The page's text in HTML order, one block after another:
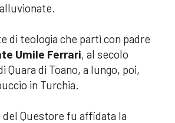
di teologia che partì con padre
Umile Ferrari, al secolo
Quara di Toano, a lungo, poi,
in Turchia.
del Questore fu affidata la